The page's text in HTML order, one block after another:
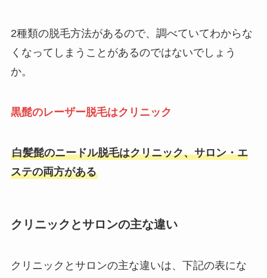
2種類の脱毛方法があるので、調べていてわからな
くなってしまうことがあるのではないでしょう
か。
黒髭のレーザー脱毛はクリニック
白髪髭のニードル脱毛はクリニック、サロン・エ
ステの両方がある
クリニックとサロンの主な違い
クリニックとサロンの主な違いは、下記の表にな